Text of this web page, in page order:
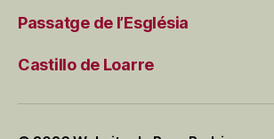
Passatge de l’Església
Castillo de Loarre